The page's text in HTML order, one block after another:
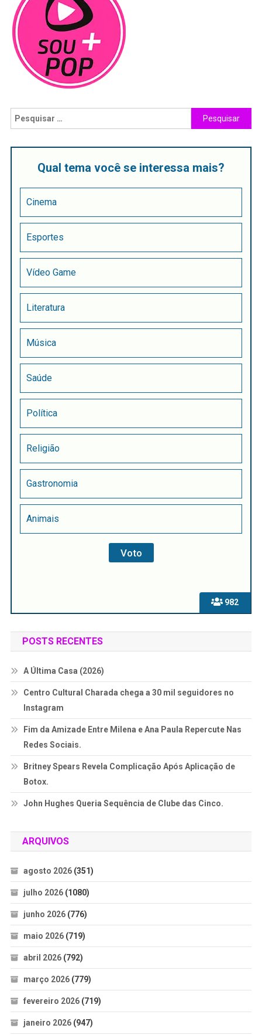
982
Qual tema você se interessa mais?
Cinema
Esportes
Vídeo Game
Literatura
Música
Saúde
Política
Religião
Gastronomia
Animais
POSTS RECENTES
A Última Casa (2026)
Centro Cultural Charada chega a 30 mil seguidores no
Instagram
Fim da Amizade Entre Milena e Ana Paula Repercute Nas
Redes Sociais.
Britney Spears Revela Complicação Após Aplicação de
Botox.
John Hughes Queria Sequência de Clube das Cinco.
ARQUIVOS
agosto 2026(351)
julho 2026(1080)
junho 2026(776)
maio 2026(719)
abril 2026(792)
março 2026(779)
fevereiro 2026(719)
janeiro 2026(947)